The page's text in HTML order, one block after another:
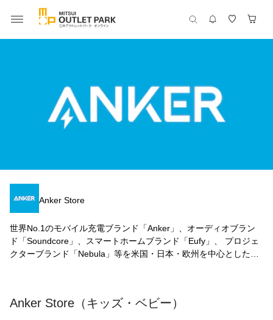
Anker Store
世界No.1のモバイル充電ブランド「Anker」、オーディオブラン
ド「Soundcore」、スマートホームブランド「Eufy」、 プロジェ
クターブランド「Nebula」等を米国・日本・欧州を中心とした世
Anker Store（キッズ・ベビー）